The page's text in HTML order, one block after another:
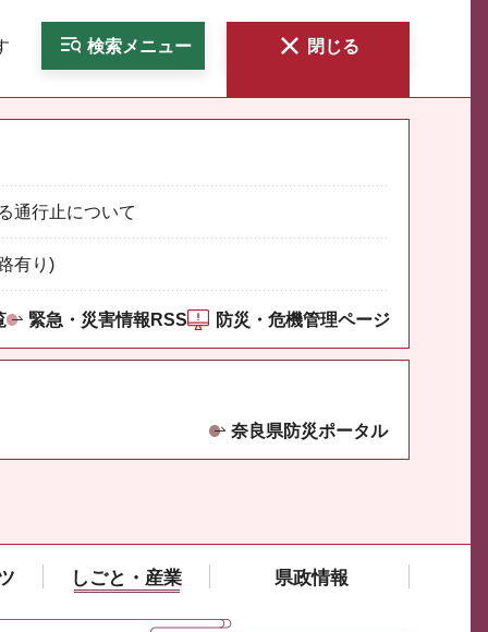
検索メニュー 閉じる
通行止について
有り)
緊急・災害情報RSS 防災・危機管理ページ
奈良県防災ポータル
しごと・産業 県政情報